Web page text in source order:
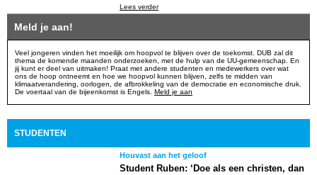
Lees verder
Meld je aan!
Veel jongeren vinden het moeilijk om hoopvol te blijven over de toekomst. DUB zal dit
thema de komende maanden onderzoeken, met de hulp van de UU-gemeenschap. En
jij kunt er deel van uitmaken! Praat met andere studenten en medewerkers over wat
ons de hoop ontneemt en hoe we hoopvol kunnen blijven, zelfs te midden van
klimaatverandering, oorlogen, de afbrokkeling van de democratie en economische druk.
De voertaal van de bijeenkomst is Engels. Meld je aan
STUDENTEN
Houvast aan het geloof
Student Ruben: ‘Doe als een christen, dan